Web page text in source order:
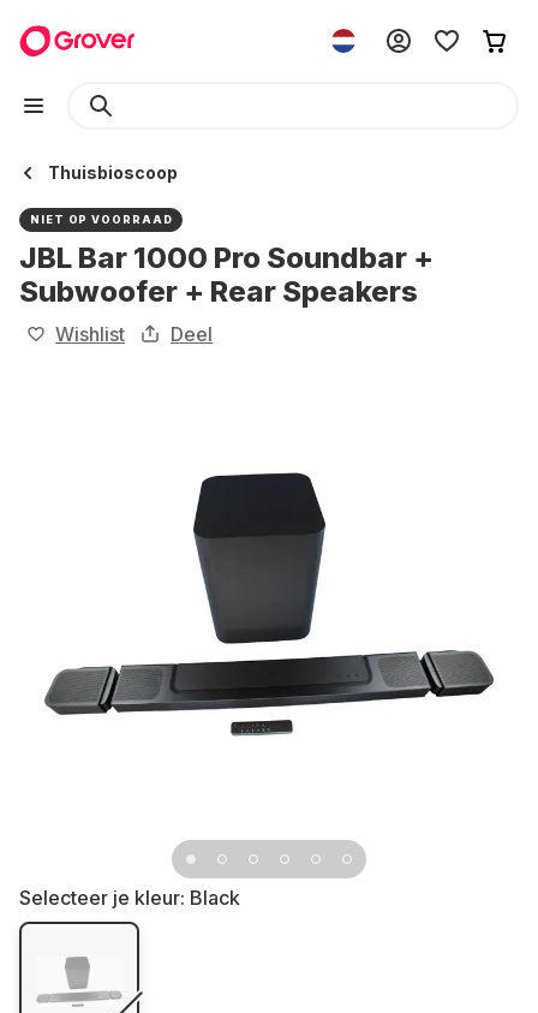
Thuisbioscoop
NIET OP VOORRAAD
JBL Bar 1000 Pro Soundbar +
Subwoofer + Rear Speakers
Wishlist Deel
Selecteer je kleur: Black